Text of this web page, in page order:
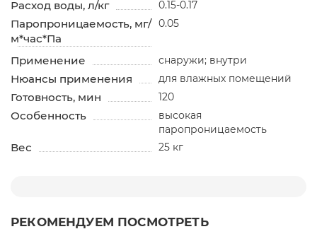
Расход воды, л/кг 0.15-0.17
Паропроницаемость, мг/
м*час*Па
0.05
Применение снаружи; внутри
Нюансы применения для влажных помещений
Готовность, мин 120
Особенность
высокая
паропроницаемость
Вес 25 кг
РЕКОМЕНДУЕМ ПОСМОТРЕТЬ